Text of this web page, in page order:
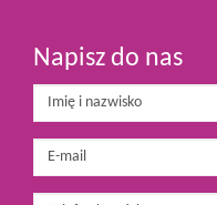
Napisz do nas